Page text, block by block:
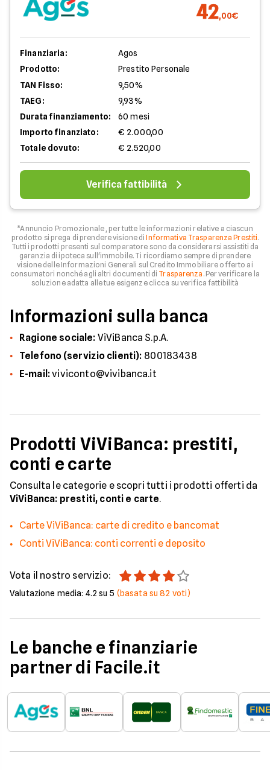
42,00€
Finanziaria:
Agos
Prodotto:
Prestito Personale
TAN Fisso:
9,50%
TAEG:
9,93%
Durata finanziamento:
60 mesi
Importo finanziato:
€ 2.000,00
Totale dovuto:
€ 2.520,00
Verifica fattibilità
*Annuncio Promozionale , per tutte le informazioni relative a ciascun
prodotto si prega di prendere visione diInformativa Trasparenza Prestiti.
Tutti i prodotti presenti sul comparatore sono da considerarsi assistiti da
garanzia di ipoteca sull'immobile. Ti ricordiamo sempre di prendere
visione delle Informazioni Generali sul Credito Immobiliare offerto ai
consumatori nonché agli altri documenti di Trasparenza . Per verificare la
soluzione adatta alle tue esigenze clicca su verifica fattibilità
Informazioni sulla banca
Ragione sociale: ViViBanca S.p.A.
Telefono (servizio clienti): 800183438
E-mail:viviconto@vivibanca.it
Prodotti ViViBanca: prestiti,
conti e carte
Consulta le categorie e scopri tutti i prodotti offerti da
ViViBanca: prestiti, conti e carte.
Carte ViViBanca: carte di credito e bancomat
Conti ViViBanca: conti correnti e deposito
Vota il nostro servizio:
Valutazione media: 4.2 su 5 (basata su82 voti)
Le banche e finanziarie
partner di Facile.it